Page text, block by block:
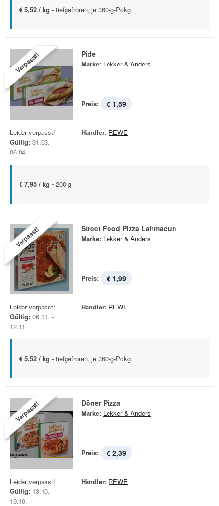
€ 5,52 / kg - tiefgefroren, je 360-g-Pckg.
Verpasst! Pide
Marke: Lekker & Anders
Preis: € 1,59
Leider verpasst!
Gültig: 31.03. -
06.04.
Händler: REWE
€ 7,95 / kg - 200 g
Verpasst! Street Food Pizza Lahmacun
Marke: Lekker & Anders
Preis: € 1,99
Leider verpasst!
Gültig: 06.11. -
12.11.
Händler: REWE
€ 5,52 / kg - tiefgefroren, je 360-g-Pckg.
Verpasst! Döner Pizza
Marke: Lekker & Anders
Preis: € 2,39
Leider verpasst!
Gültig: 13.10. -
19.10.
Händler: REWE